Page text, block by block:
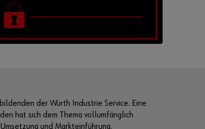
der Würth Industrie Service. Eine
hat sich dem Thema vollumfänglich
und Markteinführung.